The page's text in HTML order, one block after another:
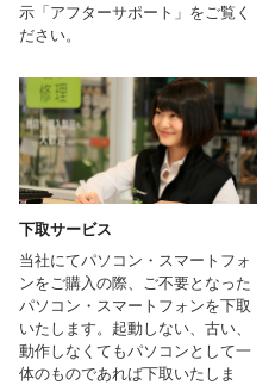
示「アフターサポート」をご覧く
ださい。
下取サービス
当社にてパソコン・スマートフォ
ンをご購入の際、ご不要となった
パソコン・スマートフォンを下取
いたします。起動しない、古い、
動作しなくてもパソコンとして一
体のものであれば下取いたしま